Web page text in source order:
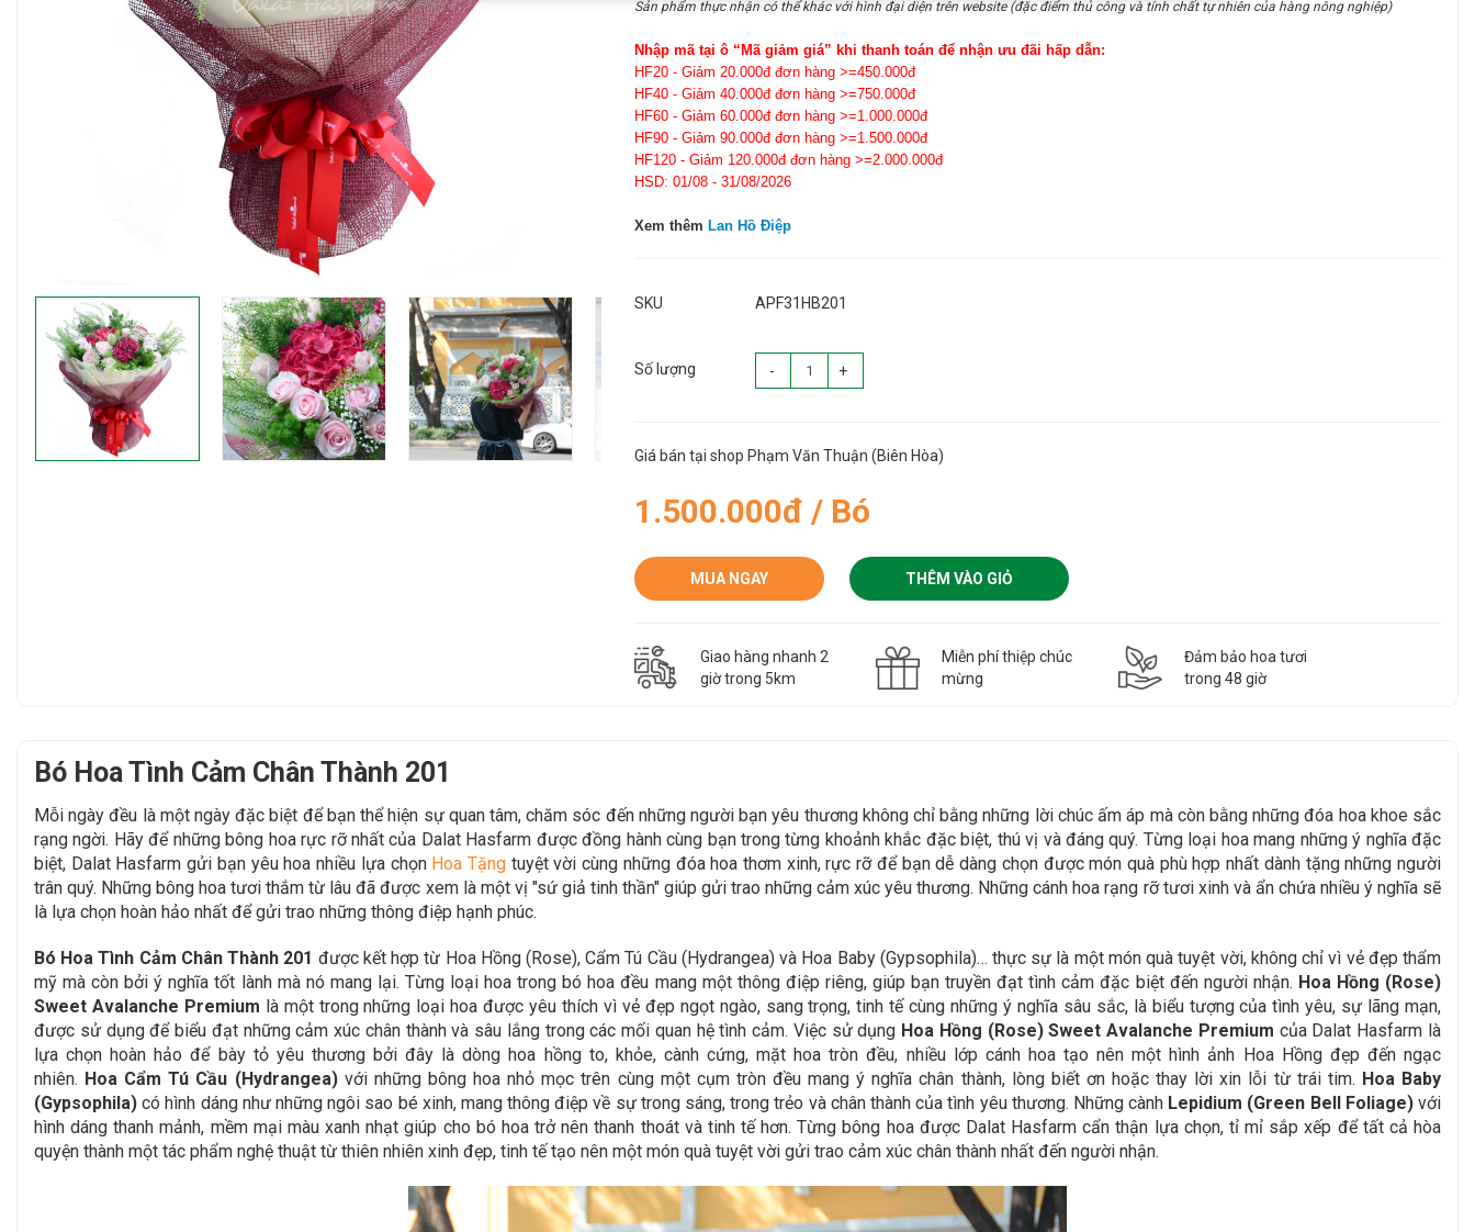
Sản phẩm thực nhận có thể khác với hình đại diện trên website (đặc điểm thủ công và tính chất tự nhiên của hàng nông nghiệp)
Nhập mã tại ô “Mã giảm giá” khi thanh toán để nhận ưu đãi hấp dẫn:
HF20 - Giảm 20.000đ đơn hàng >=450.000đ
HF40 - Giảm 40.000đ đơn hàng >=750.000đ
HF60 - Giảm 60.000đ đơn hàng >=1.000.000đ
HF90 - Giảm 90.000đ đơn hàng >=1.500.000đ
HF120 - Giảm 120.000đ đơn hàng >=2.000.000đ
HSD: 01/08 - 31/08/2026
Xem thêm Lan Hồ Điệp
SKU APF31HB201
Số lượng - +
Giá bán tại shop Phạm Văn Thuận (Biên Hòa)
1.500.000đ / Bó
MUA NGAY THÊM VÀO GIỎ
Giao hàng nhanh 2
giờ trong 5km
Miễn phí thiệp chúc
mừng
Đảm bảo hoa tươi
trong 48 giờ
Bó Hoa Tình Cảm Chân Thành 201
Mỗi ngày đều là một ngày đặc biệt để bạn thể hiện sự quan tâm, chăm sóc đến những người bạn yêu thương không chỉ bằng những lời chúc ấm áp mà còn bằng những đóa hoa khoe sắc
rạng ngời. Hãy để những bông hoa rực rỡ nhất của Dalat Hasfarm được đồng hành cùng bạn trong từng khoảnh khắc đặc biệt, thú vị và đáng quý. Từng loại hoa mang những ý nghĩa đặc
biệt, Dalat Hasfarm gửi bạn yêu hoa nhiều lựa chọn Hoa Tặngtuyệt vời cùng những đóa hoa thơm xinh, rực rỡ để bạn dễ dàng chọn được món quà phù hợp nhất dành tặng những người
trân quý. Những bông hoa tươi thắm từ lâu đã được xem là một vị "sứ giả tinh thần" giúp gửi trao những cảm xúc yêu thương. Những cánh hoa rạng rỡ tươi xinh và ẩn chứa nhiều ý nghĩa sẽ
là lựa chọn hoàn hảo nhất để gửi trao những thông điệp hạnh phúc.
Bó Hoa Tình Cảm Chân Thành 201 được kết hợp từ Hoa Hồng (Rose), Cẩm Tú Cầu (Hydrangea) và Hoa Baby (Gypsophila)… thực sự là một món quà tuyệt vời, không chỉ vì vẻ đẹp thẩm
mỹ mà còn bởi ý nghĩa tốt lành mà nó mang lại. Từng loại hoa trong bó hoa đều mang một thông điệp riêng, giúp bạn truyền đạt tình cảm đặc biệt đến người nhận. Hoa Hồng (Rose)
Sweet Avalanche Premium là một trong những loại hoa được yêu thích vì vẻ đẹp ngọt ngào, sang trọng, tinh tế cùng những ý nghĩa sâu sắc, là biểu tượng của tình yêu, sự lãng mạn,
được sử dụng để biểu đạt những cảm xúc chân thành và sâu lắng trong các mối quan hệ tình cảm. Việc sử dụng Hoa Hồng (Rose) Sweet Avalanche Premium của Dalat Hasfarm là
lựa chọn hoàn hảo để bày tỏ yêu thương bởi đây là dòng hoa hồng to, khỏe, cành cứng, mặt hoa tròn đều, nhiều lớp cánh hoa tạo nên một hình ảnh Hoa Hồng đẹp đến ngạc
nhiên. Hoa Cẩm Tú Cầu (Hydrangea)với những bông hoa nhỏ mọc trên cùng một cụm tròn đều mang ý nghĩa chân thành, lòng biết ơn hoặc thay lời xin lỗi từ trái tim. Hoa Baby
(Gypsophila) có hình dáng như những ngôi sao bé xinh, mang thông điệp về sự trong sáng, trong trẻo và chân thành của tình yêu thương. Những cành Lepidium (Green Bell Foliage)với
hình dáng thanh mảnh, mềm mại màu xanh nhạt giúp cho bó hoa trở nên thanh thoát và tinh tế hơn.Từng bông hoa được Dalat Hasfarm cẩn thận lựa chọn, tỉ mỉ sắp xếp để tất cả hòa
quyện thành một tác phẩm nghệ thuật từ thiên nhiên xinh đẹp, tinh tế tạo nên một món quà tuyệt vời gửi trao cảm xúc chân thành nhất đến người nhận.